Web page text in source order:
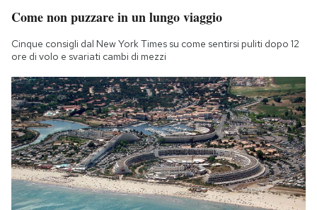
AREA PERSONALE
Area Personale
Newsletter
Notifiche mobile
Regala il Post
Hai bisogno di aiuto?
Esci
Come non puzzare in un lungo viaggio
Cinque consigli dal New York Times su come sentirsi puliti dopo 12
ore di volo e svariati cambi di mezzi